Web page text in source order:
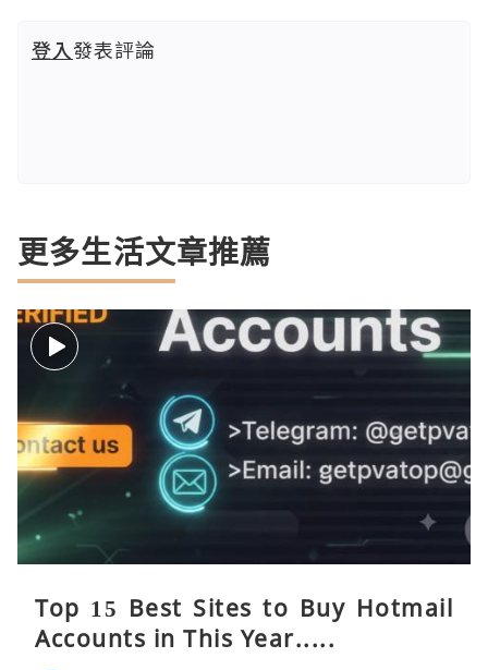
登入發表評論
更多生活文章推薦
Top 15 Best Sites to Buy Hotmail
Accounts in This Year.....